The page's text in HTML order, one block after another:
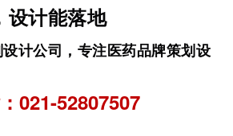
设计能落地
计公司，专注医药品牌策划设
021-52807507